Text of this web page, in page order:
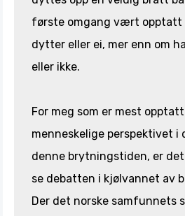
første omgang vært opptatt
dytter eller ei, mer enn om
eller ikke.
For meg som er mest
menneskelige perspektivet i
denne brytningstiden, er
se debatten i kjølvannet av
Der det norske samfunnets